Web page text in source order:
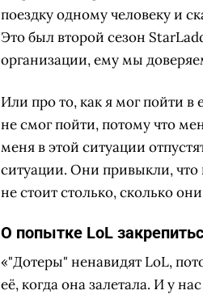
поездку одному человеку и
Это был второй сезон
организации, ему мы
Или про то, как я мог пойти
не смог пойти, потому что
меня в этой ситуации
ситуации. Они привыкли, что
не стоит столько, сколько
О попытке LoL
«"Дотеры" ненавидят LoL,
её, когда она залетала. И у